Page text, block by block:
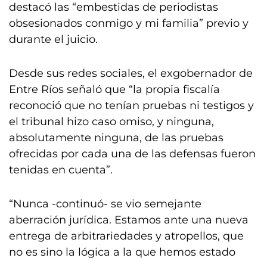
destacó las “embestidas de periodistas
obsesionados conmigo y mi familia” previo y
durante el juicio.
Desde sus redes sociales, el exgobernador de
Entre Ríos señaló que “la propia fiscalía
reconoció que no tenían pruebas ni testigos y
el tribunal hizo caso omiso, y ninguna,
absolutamente ninguna, de las pruebas
ofrecidas por cada una de las defensas fueron
tenidas en cuenta”.
“Nunca -continuó- se vio semejante
aberración jurídica. Estamos ante una nueva
entrega de arbitrariedades y atropellos, que
no es sino la lógica a la que hemos estado